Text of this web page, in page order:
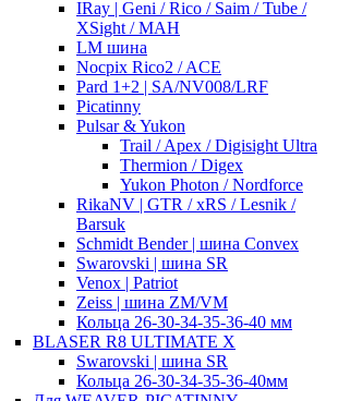
IRay | Geni / Rico / Saim / Tube /
XSight / MAH
LM шина
Nocpix Rico2 / ACE
Pard 1+2 | SA/NV008/LRF
Picatinny
Pulsar & Yukon
Trail / Apex / Digisight Ultra
Thermion / Digex
Yukon Photon / Nordforce
RikaNV | GTR / xRS / Lesnik /
Barsuk
Schmidt Bender | шина Convex
Swarovski | шина SR
Venox | Patriot
Zeiss | шина ZM/VM
Кольца 26-30-34-35-36-40 мм
BLASER R8 ULTIMATE X
Swarovski | шина SR
Кольца 26-30-34-35-36-40мм